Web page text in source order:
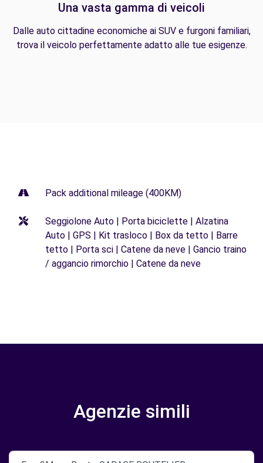
Una vasta gamma di veicoli
Dalle auto cittadine economiche ai SUV e furgoni familiari,
trova il veicolo perfettamente adatto alle tue esigenze.
Pack additional mileage (400KM)
Seggiolone Auto | Porta biciclette | Alzatina
Auto | GPS | Kit trasloco | Box da tetto | Barre
tetto | Porta sci | Catene da neve | Gancio traino
/ aggancio rimorchio | Catene da neve
Agenzie simili